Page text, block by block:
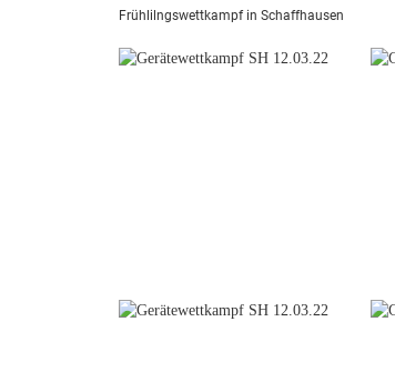
Frühlilngswettkampf in Schaffhausen